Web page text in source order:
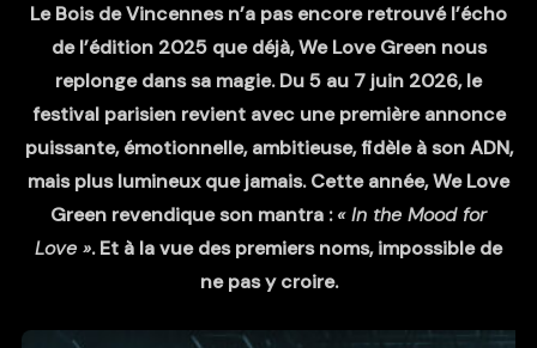
Le Bois de Vincennes n’a pas encore retrouvé l’écho
de l’édition 2025 que déjà, We Love Green nous
replonge dans sa magie. Du 5 au 7 juin 2026, le
festival parisien revient avec une première annonce
puissante, émotionnelle, ambitieuse, fidèle à son ADN,
mais plus lumineux que jamais. Cette année, We Love
Green revendique son mantra :« In the Mood for
Love ». Et à la vue des premiers noms, impossible de
ne pas y croire.